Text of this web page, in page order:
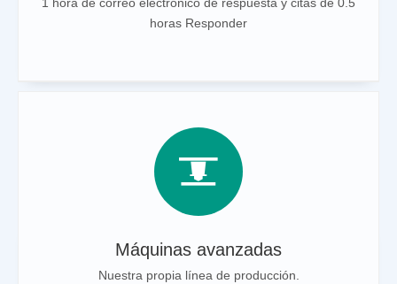
horas Responder
Máquinas avanzadas
Nuestra propia línea de producción.